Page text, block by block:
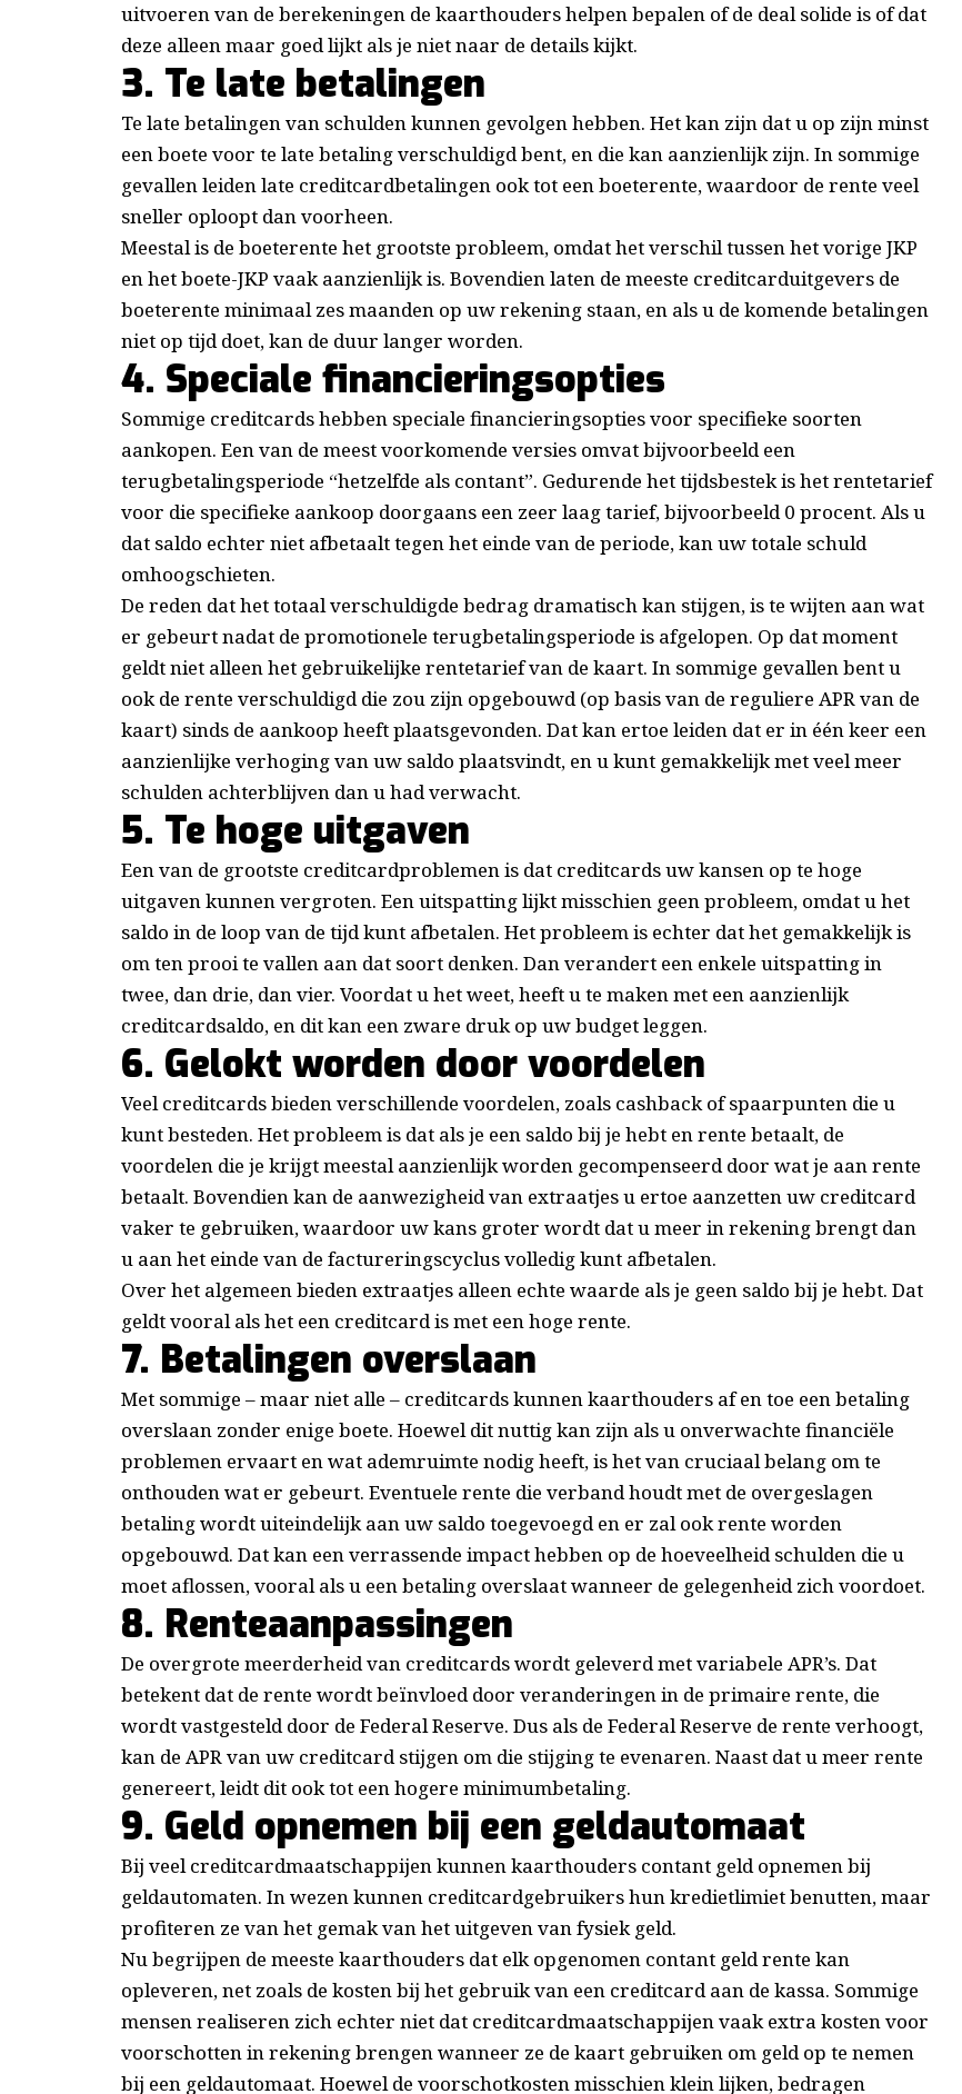
uitvoeren van de berekeningen de kaarthouders helpen bepalen of de deal solide is of dat
deze alleen maar goed lijkt als je niet naar de details kijkt.
3. Te late betalingen
Te late betalingen van schulden kunnen gevolgen hebben. Het kan zijn dat u op zijn minst
een boete voor te late betaling verschuldigd bent, en die kan aanzienlijk zijn. In sommige
gevallen leiden late creditcardbetalingen ook tot een boeterente, waardoor de rente veel
sneller oploopt dan voorheen.
Meestal is de boeterente het grootste probleem, omdat het verschil tussen het vorige JKP
en het boete-JKP vaak aanzienlijk is. Bovendien laten de meeste creditcarduitgevers de
boeterente minimaal zes maanden op uw rekening staan, en als u de komende betalingen
niet op tijd doet, kan de duur langer worden.
4. Speciale financieringsopties
Sommige creditcards hebben speciale financieringsopties voor specifieke soorten
aankopen. Een van de meest voorkomende versies omvat bijvoorbeeld een
terugbetalingsperiode “hetzelfde als contant”. Gedurende het tijdsbestek is het rentetarief
voor die specifieke aankoop doorgaans een zeer laag tarief, bijvoorbeeld 0 procent. Als u
dat saldo echter niet afbetaalt tegen het einde van de periode, kan uw totale schuld
omhoogschieten.
De reden dat het totaal verschuldigde bedrag dramatisch kan stijgen, is te wijten aan wat
er gebeurt nadat de promotionele terugbetalingsperiode is afgelopen. Op dat moment
geldt niet alleen het gebruikelijke rentetarief van de kaart. In sommige gevallen bent u
ook de rente verschuldigd die zou zijn opgebouwd (op basis van de reguliere APR van de
kaart) sinds de aankoop heeft plaatsgevonden. Dat kan ertoe leiden dat er in één keer een
aanzienlijke verhoging van uw saldo plaatsvindt, en u kunt gemakkelijk met veel meer
schulden achterblijven dan u had verwacht.
5. Te hoge uitgaven
Een van de grootste creditcardproblemen is dat creditcards uw kansen op te hoge
uitgaven kunnen vergroten. Een uitspatting lijkt misschien geen probleem, omdat u het
saldo in de loop van de tijd kunt afbetalen. Het probleem is echter dat het gemakkelijk is
om ten prooi te vallen aan dat soort denken. Dan verandert een enkele uitspatting in
twee, dan drie, dan vier. Voordat u het weet, heeft u te maken met een aanzienlijk
creditcardsaldo, en dit kan een zware druk op uw budget leggen.
6. Gelokt worden door voordelen
Veel creditcards bieden verschillende voordelen, zoals cashback of spaarpunten die u
kunt besteden. Het probleem is dat als je een saldo bij je hebt en rente betaalt, de
voordelen die je krijgt meestal aanzienlijk worden gecompenseerd door wat je aan rente
betaalt. Bovendien kan de aanwezigheid van extraatjes u ertoe aanzetten uw creditcard
vaker te gebruiken, waardoor uw kans groter wordt dat u meer in rekening brengt dan
u aan het einde van de factureringscyclus volledig kunt afbetalen.
Over het algemeen bieden extraatjes alleen echte waarde als je geen saldo bij je hebt. Dat
geldt vooral als het een creditcard is met een hoge rente.
7. Betalingen overslaan
Met sommige – maar niet alle – creditcards kunnen kaarthouders af en toe een betaling
overslaan zonder enige boete. Hoewel dit nuttig kan zijn als u onverwachte financiële
problemen ervaart en wat ademruimte nodig heeft, is het van cruciaal belang om te
onthouden wat er gebeurt. Eventuele rente die verband houdt met de overgeslagen
betaling wordt uiteindelijk aan uw saldo toegevoegd en er zal ook rente worden
opgebouwd. Dat kan een verrassende impact hebben op de hoeveelheid schulden die u
moet aflossen, vooral als u een betaling overslaat wanneer de gelegenheid zich voordoet.
8. Renteaanpassingen
De overgrote meerderheid van creditcards wordt geleverd met variabele APR’s. Dat
betekent dat de rente wordt beïnvloed door veranderingen in de primaire rente, die
wordt vastgesteld door de Federal Reserve. Dus als de Federal Reserve de rente verhoogt,
kan de APR van uw creditcard stijgen om die stijging te evenaren. Naast dat u meer rente
genereert, leidt dit ook tot een hogere minimumbetaling.
9. Geld opnemen bij een geldautomaat
Bij veel creditcardmaatschappijen kunnen kaarthouders contant geld opnemen bij
geldautomaten. In wezen kunnen creditcardgebruikers hun kredietlimiet benutten, maar
profiteren ze van het gemak van het uitgeven van fysiek geld.
Nu begrijpen de meeste kaarthouders dat elk opgenomen contant geld rente kan
opleveren, net zoals de kosten bij het gebruik van een creditcard aan de kassa. Sommige
mensen realiseren zich echter niet dat creditcardmaatschappijen vaak extra kosten voor
voorschotten in rekening brengen wanneer ze de kaart gebruiken om geld op te nemen
bij een geldautomaat. Hoewel de voorschotkosten misschien klein lijken, bedragen